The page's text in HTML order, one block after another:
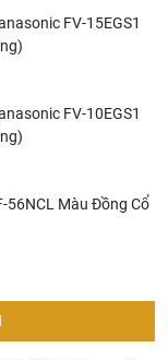
Nguyễn muốn
FV-15EGS1
FV-10EGS1
56NCL Màu Đồng Cổ